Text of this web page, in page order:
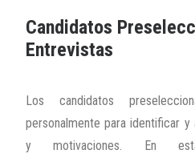
Candidatos
Entrevistas
Los candidatos
personalmente para identificar
y motivaciones. En